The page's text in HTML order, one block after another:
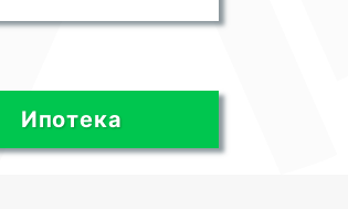
Ипотека